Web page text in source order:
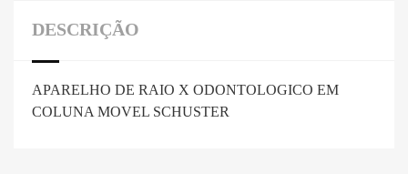
DESCRIÇÃO
APARELHO DE RAIO X ODONTOLOGICO EM
COLUNA MOVEL SCHUSTER